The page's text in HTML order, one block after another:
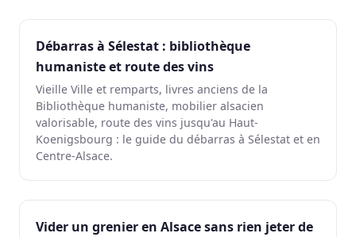
Débarras à Sélestat : bibliothèque
humaniste et route des vins
Vieille Ville et remparts, livres anciens de la
Bibliothèque humaniste, mobilier alsacien
valorisable, route des vins jusqu'au Haut-
Koenigsbourg : le guide du débarras à Sélestat et en
Centre-Alsace.
Vider un grenier en Alsace sans rien jeter de